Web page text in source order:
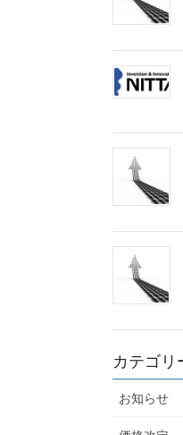
カテゴリ
お知らせ